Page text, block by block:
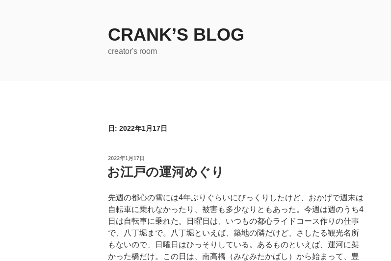
CRANK’S BLOG
creator's room
日: 2022年1月17日
投
稿
日:
2022年1月17日
お江戸の運河めぐり
先週の都心の雪には4年ぶりぐらいにびっくりしたけど、おかげで週末は
自転車に乗れなかったり、被害も多少なりともあった。今週は週のうち4
日は自転車に乗れた。日曜日は、いつもの都心ライドコース作りの仕事
で、八丁堀まで。八丁堀といえば、築地の隣だけど、さしたる観光名所
もないので、日曜日はひっそりしている。あるものといえば、運河に架
かった橋だけ。この日は、南高橋（みなみたかばし）から始まって、豊